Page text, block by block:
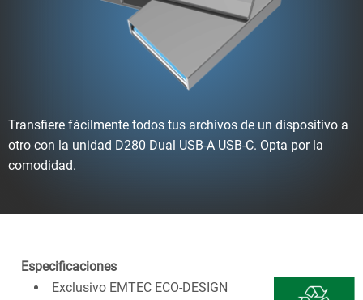
Transfiere fácilmente todos tus archivos de un dispositivo a
otro con la unidad D280 Dual USB-A USB-C. Opta por la
comodidad.
Especificaciones
Exclusivo EMTEC ECO-DESIGN